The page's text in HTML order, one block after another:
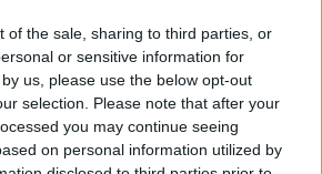
of the sale, sharing to third parties, or
or sensitive information for
us, please use the below opt-out
selection. Please note that after your
you may continue seeing
on personal information utilized by
News